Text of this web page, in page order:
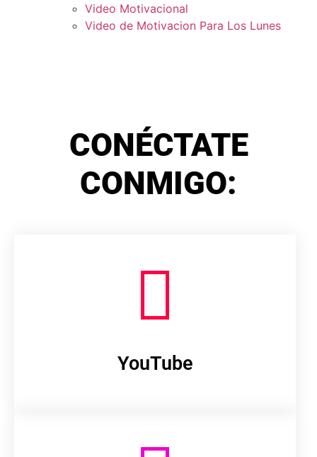
Video Motivacional
Video de Motivacion Para Los Lunes
CONÉCTATE
CONMIGO:
YouTube